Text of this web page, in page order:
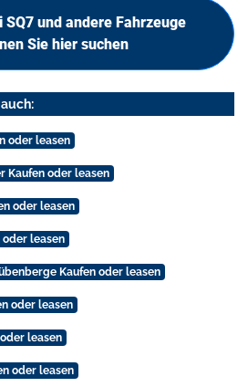
und andere Fahrzeuge
Sie hier suchen
oder leasen
Kaufen oder leasen
oder leasen
oder leasen
Kaufen oder leasen
oder leasen
leasen
oder leasen